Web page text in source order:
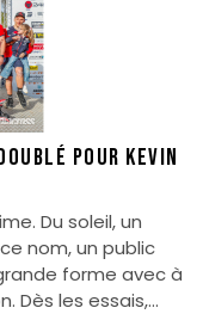
pour Kevin
Du soleil, un
nom, un public
forme avec à
Dès les essais,...